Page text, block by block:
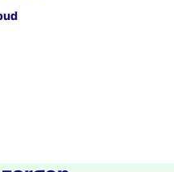
maandelijks bedrag dat
etc., maar